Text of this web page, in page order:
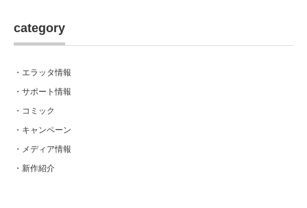
category
・エラッタ情報
・サポート情報
・コミック
・キャンペーン
・メディア情報
・新作紹介